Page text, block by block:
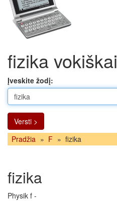
fizika vokiškai
Įveskite žodį:
Versti >
Pradžia » F » fizika
fizika
Physik f -